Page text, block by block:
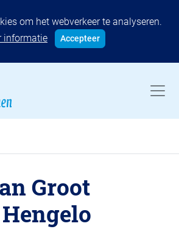
om het webverkeer te analyseren.
informatie
Accepteer
Groot